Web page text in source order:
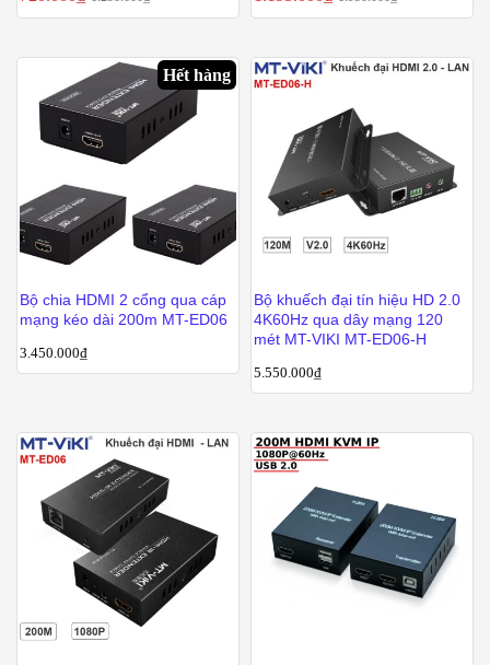
Hết hàng
Bộ chia HDMI 2 cổng qua cáp
mạng kéo dài 200m MT-ED06
3.450.000₫
Bộ khuếch đại tín hiệu HD 2.0
4K60Hz qua dây mạng 120
mét MT-VIKI MT-ED06-H
5.550.000₫